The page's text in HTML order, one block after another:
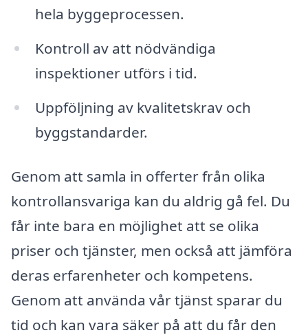
hela byggeprocessen.
Kontroll av att nödvändiga
inspektioner utförs i tid.
Uppföljning av kvalitetskrav och
byggstandarder.
Genom att samla in offerter från olika
kontrollansvariga kan du aldrig gå fel. Du
får inte bara en möjlighet att se olika
priser och tjänster, men också att jämföra
deras erfarenheter och kompetens.
Genom att använda vår tjänst sparar du
tid och kan vara säker på att du får den